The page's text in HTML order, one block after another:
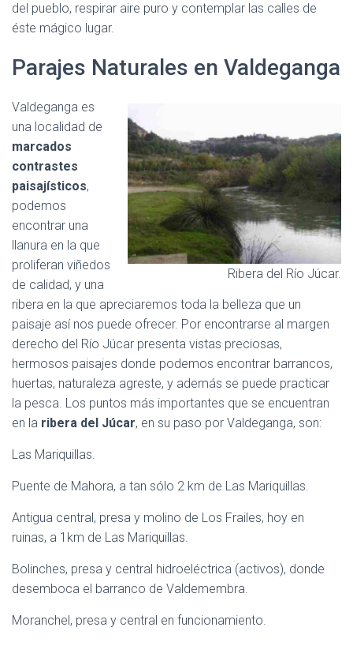
del pueblo, respirar aire puro y contemplar las calles de
éste mágico lugar.
Parajes Naturales en Valdeganga
Ribera del Río Júcar.
Valdeganga es
una localidad de
marcados
contrastes
paisajísticos,
podemos
encontrar una
llanura en la que
proliferan viñedos
de calidad, y una
ribera en la que apreciaremos toda la belleza que un
paisaje así nos puede ofrecer. Por encontrarse al margen
derecho del Río Júcar presenta vistas preciosas,
hermosos paisajes donde podemos encontrar barrancos,
huertas, naturaleza agreste, y además se puede practicar
la pesca. Los puntos más importantes que se encuentran
en la ribera del Júcar, en su paso por Valdeganga, son:
Las Mariquillas.
Puente de Mahora, a tan sólo 2 km de Las Mariquillas.
Antigua central, presa y molino de Los Frailes, hoy en
ruinas, a 1km de Las Mariquillas.
Bolinches, presa y central hidroeléctrica (activos), donde
desemboca el barranco de Valdemembra.
Moranchel, presa y central en funcionamiento.